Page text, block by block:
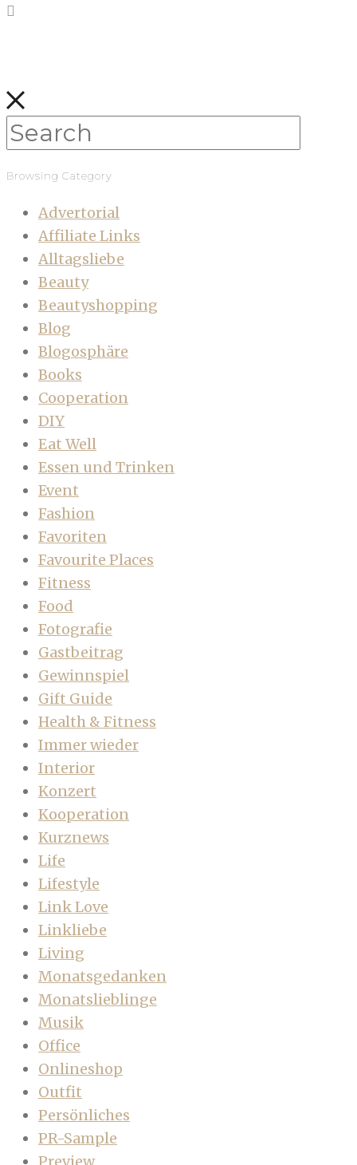
Browsing Category
Advertorial
Affiliate Links
Alltagsliebe
Beauty
Beautyshopping
Blog
Blogosphäre
Books
Cooperation
DIY
Eat Well
Essen und Trinken
Event
Fashion
Favoriten
Favourite Places
Fitness
Food
Fotografie
Gastbeitrag
Gewinnspiel
Gift Guide
Health & Fitness
Immer wieder
Interior
Konzert
Kooperation
Kurznews
Life
Lifestyle
Link Love
Linkliebe
Living
Monatsgedanken
Monatslieblinge
Musik
Office
Onlineshop
Outfit
Persönliches
PR-Sample
Preview